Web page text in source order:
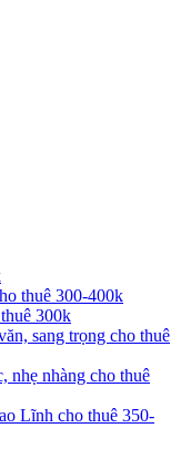
thuê 300-400k
300k
sang trọng cho thuê
nhẹ nhàng cho thuê
Lĩnh cho thuê 350-